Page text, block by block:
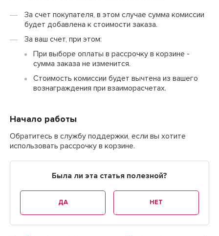
За счет покупателя, в этом случае сумма комиссии
будет добавлена к стоимости заказа.
За ваш счет, при этом:
При выборе оплаты в рассрочку в корзине -
сумма заказа не изменится.
Стоимость комиссии будет вычтена из вашего
вознаграждения при взаиморасчетах.
Начало работы
Обратитесь в службу поддержки, если вы хотите
использовать рассрочку в корзине.
Была ли эта статья полезной?
ДА НЕТ